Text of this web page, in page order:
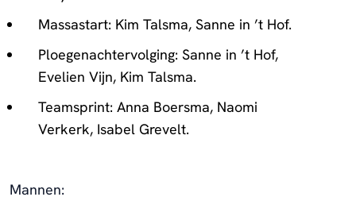
Massastart: Kim Talsma, Sanne in ’t Hof.
Ploegenachtervolging: Sanne in ’t Hof,
Evelien Vijn, Kim Talsma.
Teamsprint: Anna Boersma, Naomi
Verkerk, Isabel Grevelt.
Mannen: